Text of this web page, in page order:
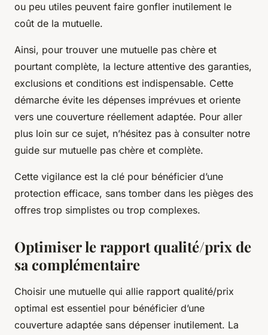
ou peu utiles peuvent faire gonfler inutilement le
coût de la mutuelle.
Ainsi, pour trouver une mutuelle pas chère et
pourtant complète, la lecture attentive des garanties,
exclusions et conditions est indispensable. Cette
démarche évite les dépenses imprévues et oriente
vers une couverture réellement adaptée. Pour aller
plus loin sur ce sujet, n’hésitez pas à consulter notre
guide sur mutuelle pas chère et complète.
Cette vigilance est la clé pour bénéficier d’une
protection efficace, sans tomber dans les pièges des
offres trop simplistes ou trop complexes.
Optimiser le rapport qualité/prix de
sa complémentaire
Choisir une mutuelle qui allie rapport qualité/prix
optimal est essentiel pour bénéficier d’une
couverture adaptée sans dépenser inutilement. La